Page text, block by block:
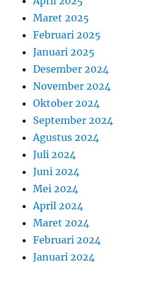
Maret 2025
Februari 2025
Januari 2025
Desember 2024
November 2024
Oktober 2024
September 2024
Agustus 2024
Juli 2024
Juni 2024
Mei 2024
April 2024
Maret 2024
Februari 2024
Januari 2024